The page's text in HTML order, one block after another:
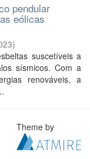
pendular
eólicas
)
suscetíveis a
sísmicos. Com a
renováveis, a
Theme by